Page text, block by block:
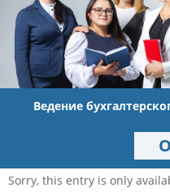
Ведение
Sorry, this entry is only